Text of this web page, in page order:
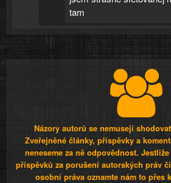
tam
Názory autorů se nemusejí
Zveřejněné články, příspěvky a
neneseme za ně odpovědnost.
příspěvků za porušení autorských práv
osobní práva oznamte nám to přes